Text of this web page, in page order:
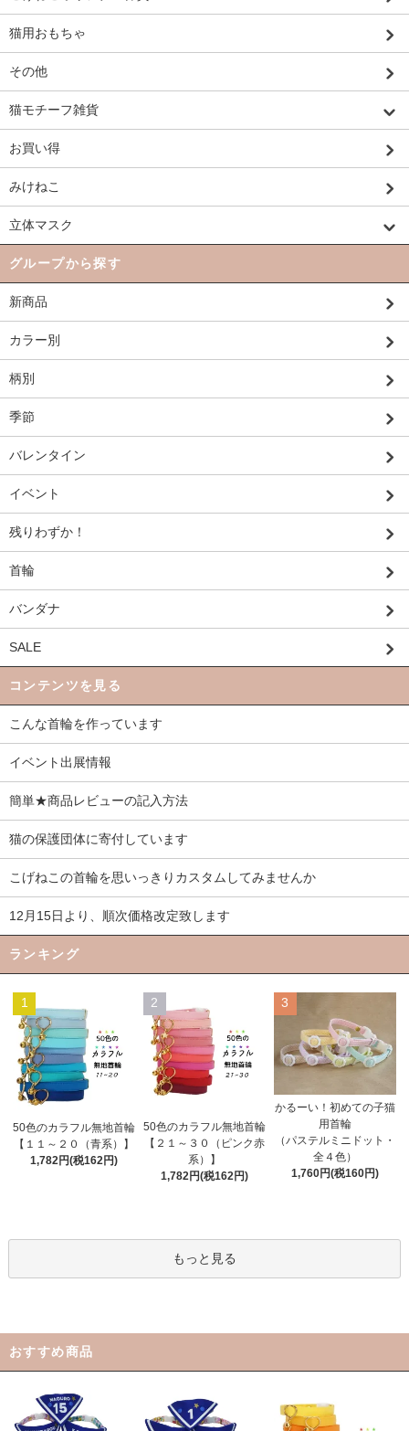
猫用おもちゃ
その他
猫モチーフ雑貨
お買い得
みけねこ
立体マスク
グループから探す
新商品
カラー別
柄別
季節
バレンタイン
イベント
残りわずか！
首輪
バンダナ
SALE
コンテンツを見る
こんな首輪を作っています
イベント出展情報
簡単★商品レビューの記入方法
猫の保護団体に寄付しています
こげねこの首輪を思いっきりカスタムしてみませんか
12月15日より、順次価格改定致します
ランキング
1
50色のカラフル無地首輪
【１１～２０（青系）】
1,782円(税162円)
2
50色のカラフル無地首輪
【２１～３０（ピンク赤
系）】
1,782円(税162円)
3
かるーい！初めての子猫
用首輪
（パステルミニドット・
全４色）
1,760円(税160円)
もっと見る
おすすめ商品